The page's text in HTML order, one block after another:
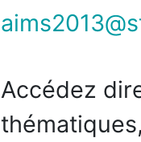
Accédez